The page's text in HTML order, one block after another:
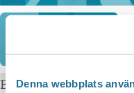
Denna webbplats
Hoppa
innehåll
Balkan ligger en